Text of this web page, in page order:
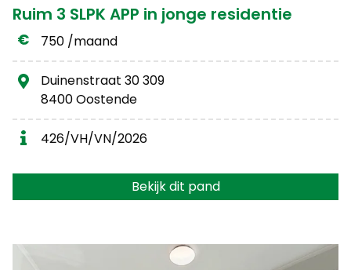
Ruim 3 SLPK APP in jonge residentie
750 /maand
Duinenstraat 30 309
8400 Oostende
426/VH/VN/2026
Bekijk dit pand